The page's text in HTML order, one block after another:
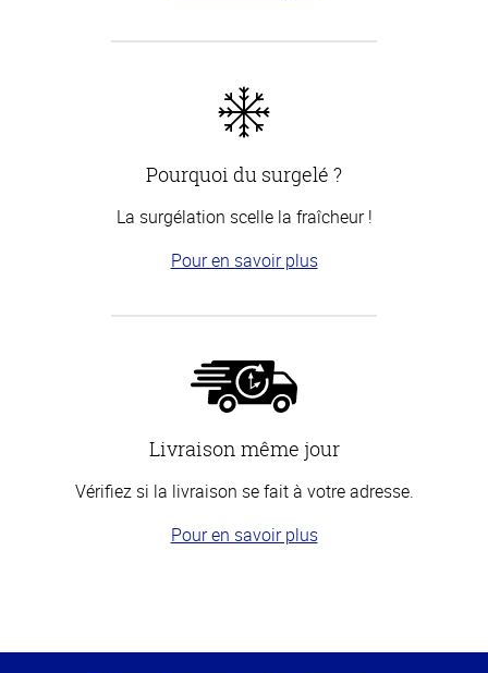
Pourquoi du surgelé ?
La surgélation scelle la fraîcheur !
Pour en savoir plus
Livraison même jour
Vérifiez si la livraison se fait à votre adresse.
Pour en savoir plus
de la